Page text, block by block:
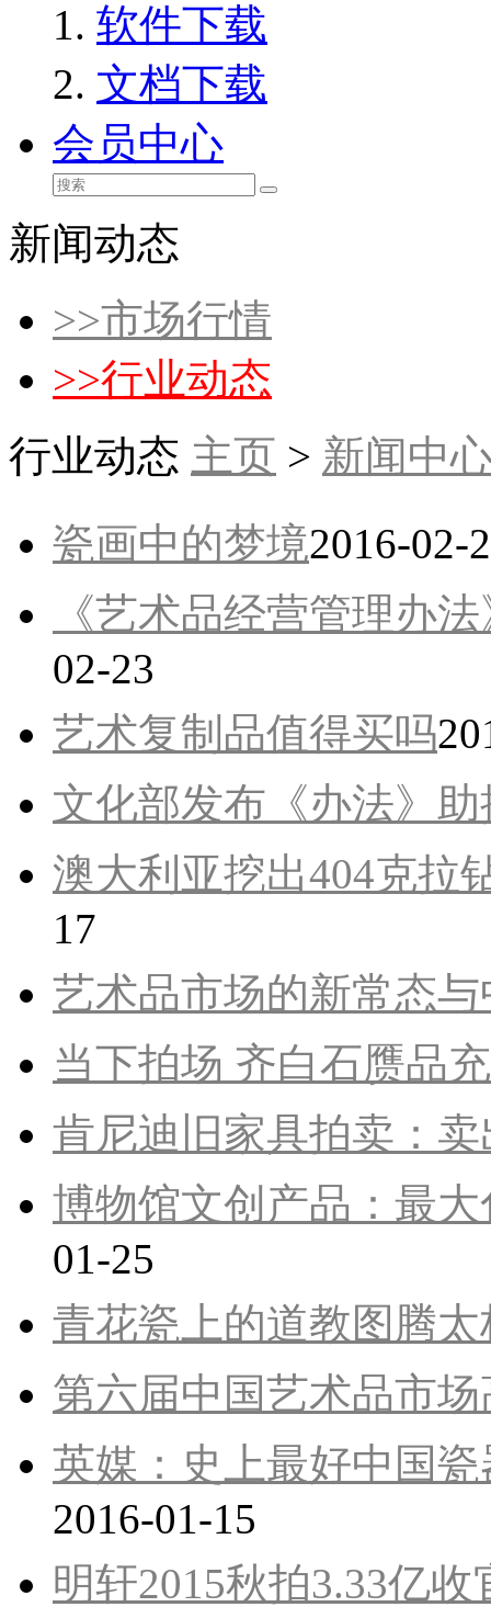
软件下载
文档下载
会员中心
新闻动态
>>市场行情
>>行业动态
行业动态 主页 > 新闻中
瓷画中的梦境2016-02-
《艺术品经营管理办
02-23
艺术复制品值得买吗
文化部发布《办法》
澳大利亚挖出404克拉
17
艺术品市场的新常态
当下拍场 齐白石赝品
肯尼迪旧家具拍卖：
博物馆文创产品：最
01-25
青花瓷上的道教图腾
第六届中国艺术品市
英媒：史上最好中国
2016-01-15
明轩2015秋拍3.33亿收